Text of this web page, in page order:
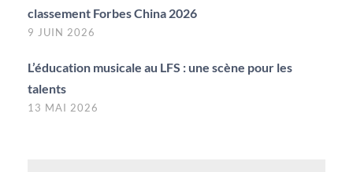
classement Forbes China 2026
9 JUIN 2026
L’éducation musicale au LFS : une scène pour les
talents
13 MAI 2026